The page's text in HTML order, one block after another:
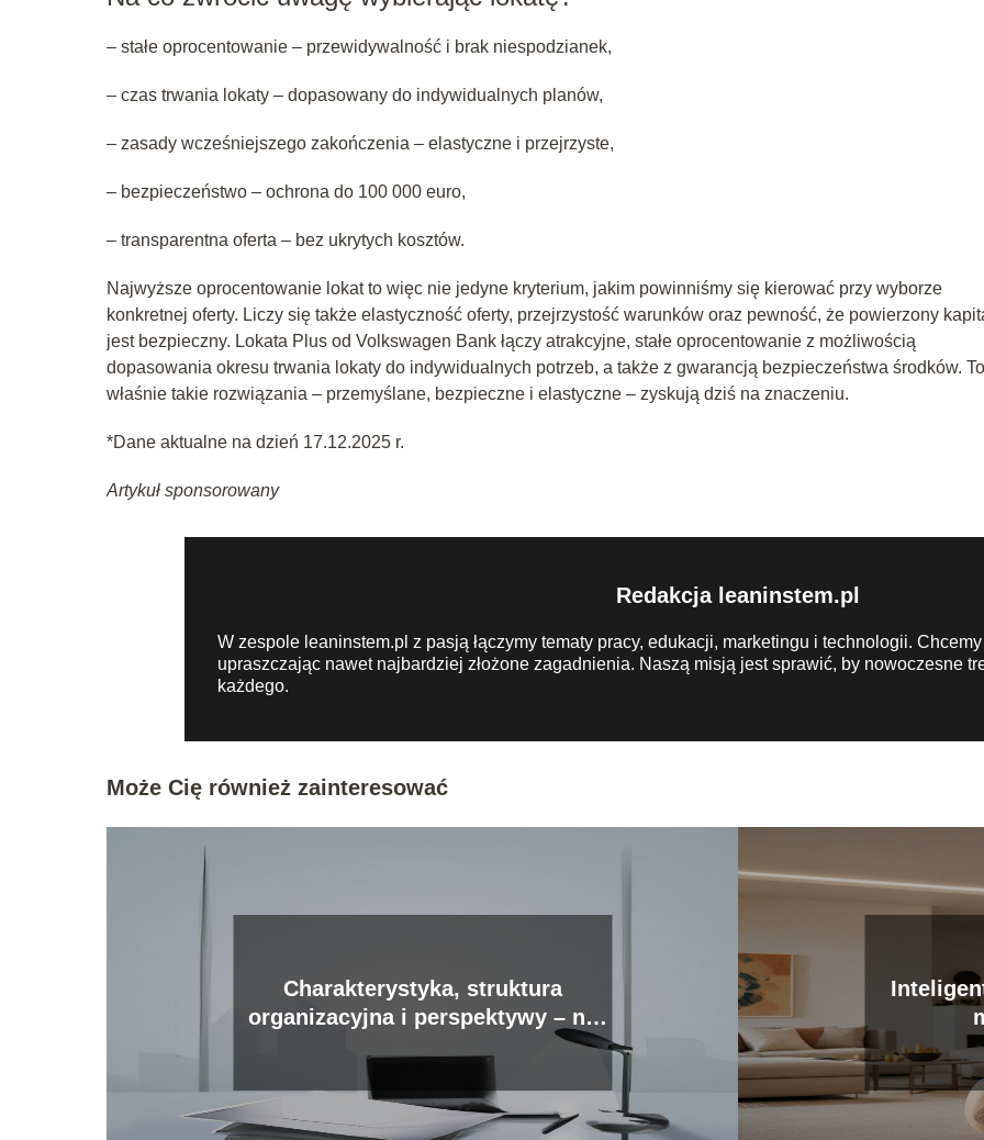
– stałe oprocentowanie – przewidywalność i brak niespodzianek,
– czas trwania lokaty – dopasowany do indywidualnych planów,
– zasady wcześniejszego zakończenia – elastyczne i przejrzyste,
– bezpieczeństwo – ochrona do 100 000 euro,
– transparentna oferta – bez ukrytych kosztów.
Najwyższe oprocentowanie lokat to więc nie jedyne kryterium, jakim powinniśmy się kierować przy wyborze
konkretnej oferty. Liczy się także elastyczność oferty, przejrzystość warunków oraz pewność, że powierzony
jest bezpieczny. Lokata Plus od Volkswagen Bank łączy atrakcyjne, stałe oprocentowanie z możliwością
dopasowania okresu trwania lokaty do indywidualnych potrzeb, a także z gwarancją bezpieczeństwa środków. To
właśnie takie rozwiązania – przemyślane, bezpieczne i elastyczne – zyskują dziś na znaczeniu.
*Dane aktualne na dzień 17.12.2025 r.
Artykuł sponsorowany
Redakcja leaninstem.pl
W zespole leaninstem.pl z pasją łączymy tematy pracy, edukacji, marketingu i technologii.
upraszczając nawet najbardziej złożone zagadnienia. Naszą misją jest sprawić, by nowoczesne
każdego.
Może Cię również zainteresować
Charakterystyka, struktura
organizacyjna i perspektywy – na
czym polega praca w korporacji